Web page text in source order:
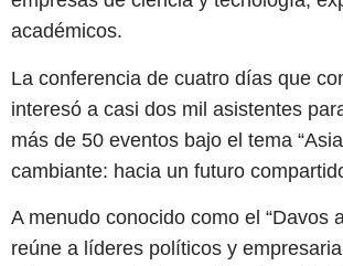
académicos.
La conferencia de cuatro días que
interesó a casi dos mil asistentes
más de 50 eventos bajo el tema
cambiante: hacia un futuro
A menudo conocido como el “Davos
reúne a líderes políticos y